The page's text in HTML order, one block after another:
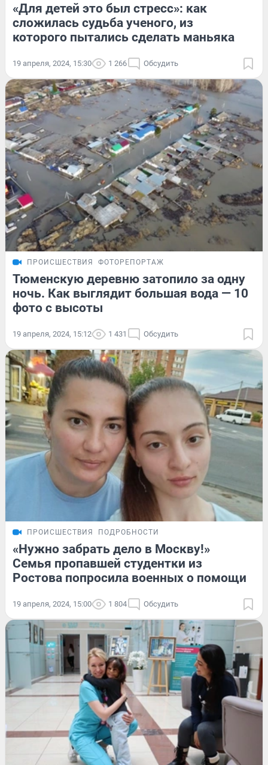
«Для детей это был стресс»: как
сложилась судьба ученого, из
которого пытались сделать маньяка
19 апреля, 2024, 15:30 1 266 Обсудить
ПРОИСШЕСТВИЯ ФОТОРЕПОРТАЖ
Тюменскую деревню затопило за одну
ночь. Как выглядит большая вода — 10
фото с высоты
19 апреля, 2024, 15:12 1 431 Обсудить
ПРОИСШЕСТВИЯ ПОДРОБНОСТИ
«Нужно забрать дело в Москву!»
Семья пропавшей студентки из
Ростова попросила военных о помощи
19 апреля, 2024, 15:00 1 804 Обсудить